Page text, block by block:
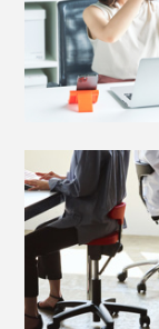
おしりの痛み
SORBO」を使
る低反発ウレタ